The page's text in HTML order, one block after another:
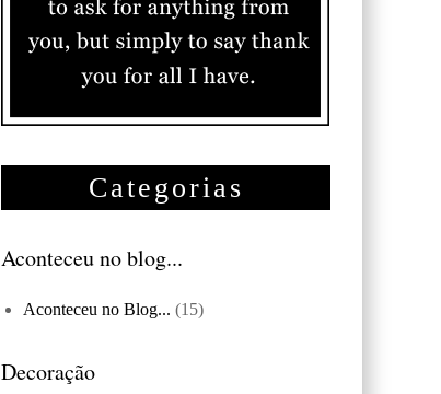
Categorias
Aconteceu no blog...
Aconteceu no Blog... (15)
Decoração